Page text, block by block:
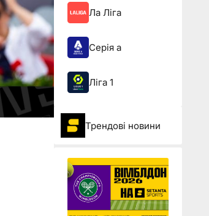
Ла Ліга
Серія а
Ліга 1
Трендові новини